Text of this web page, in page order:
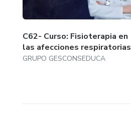
C62- Curso: Fisioterapia en
las afecciones respiratorias
GRUPO GESCONSEDUCA